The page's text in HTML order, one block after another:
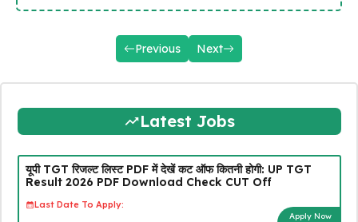
Previous Next
Latest Jobs
यूपी TGT रिजल्ट लिस्ट PDF में देखें कट ऑफ कितनी होगी: UP TGT
Result 2026 PDF Download Check CUT Off
Last Date To Apply:
Apply Now